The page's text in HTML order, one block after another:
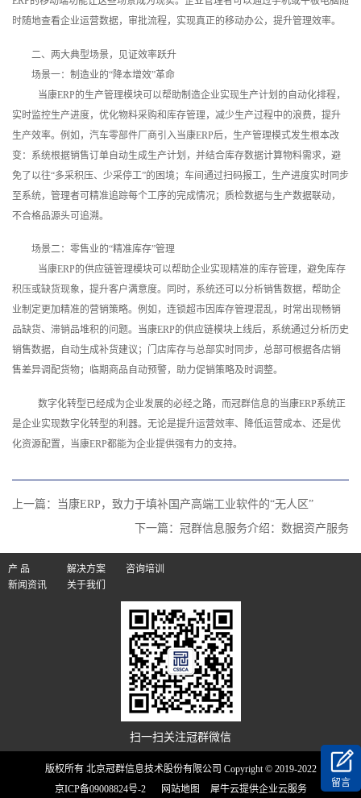
时随地查看企业运营数据，审批流程，实现真正的移动办公，提升管理效率。
二、两大典型场景，见证效率跃升
场景一：制造业的“降本增效”革命
当康ERP的生产管理模块可以帮助制造企业实现生产计划的自动化排程，
实时监控生产进度，优化物料采购和库存管理，减少生产过程中的浪费，提升
生产效率。例如，汽车零部件厂商引入当康ERP后，生产管理模式发生根本改
变：系统根据销售订单自动生成生产计划，并结合库存数据计算物料需求，避
免了以往“多采积压、少采停工”的困境；车间通过扫码报工，生产进度实时同步
至系统，管理者可精准追踪每个工序的完成情况；质检数据与生产数据联动，
不合格品源头可追溯。
场景二：零售业的“精准库存”管理
当康ERP的供应链管理模块可以帮助企业实现精准的库存管理，避免库存
积压或缺货现象，提升客户满意度。同时，系统还可以分析销售数据，帮助企
业制定更加精准的营销策略。例如，连锁超市因库存管理混乱，时常出现畅销
品缺货、滞销品堆积的问题。当康ERP的供应链模块上线后，系统通过分析历史
销售数据，自动生成补货建议；门店库存与总部实时同步，总部可根据各店销
售差异调配货物；临期商品自动预警，助力促销策略及时调整。
数字化转型已经成为企业发展的必经之路，而冠群信息的当康ERP系统正
是企业实现数字化转型的利器。无论是提升运营效率、降低运营成本、还是优
化资源配置，当康ERP都能为企业提供强有力的支持。‍
上一篇：
当康ERP，致力于填补国产高端工业软件的“无人区”
下一篇： 冠群信息服务介绍：数据资产服务
产 品 解决方案
咨询培训
新闻资讯
关于我们
扫一扫关注冠群微信
版权所有 北京冠群信息技术股份有限公司 Copyright © 2019-2022
京ICP备09008824号-2
网站地图 犀牛云提供企业云服务
留言